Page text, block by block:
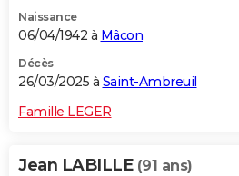
Naissance
06/04/1942 à Mâcon
Décès
26/03/2025 à Saint-Ambreuil
Famille LEGER
Jean LABILLE (91 ans)